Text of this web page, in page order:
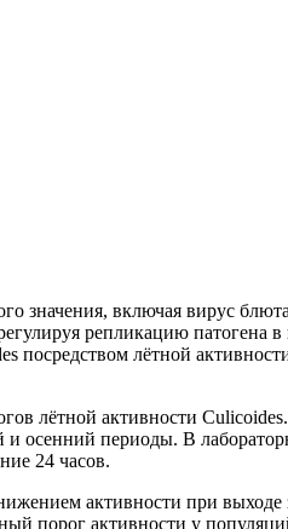
включая вирус
репликацию патогена
лётной
лётной активности
осенний периоды. В
24 часов.
активности при
порог активности у